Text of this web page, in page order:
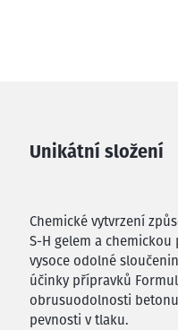
Unikátní složení
Chemické vytvrzení
S-H gelem a
vysoce odolné
účinky přípravků
obrusuodolnosti
pevnosti v tlaku.